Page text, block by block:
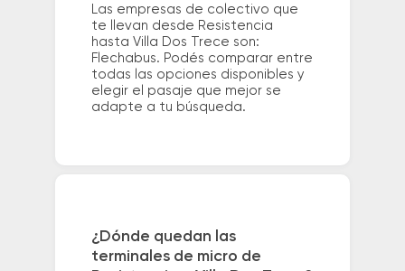
Las empresas de colectivo que
te llevan desde Resistencia
hasta Villa Dos Trece son:
Flechabus. Podés comparar entre
todas las opciones disponibles y
elegir el pasaje que mejor se
adapte a tu búsqueda.
¿Dónde quedan las
terminales de micro de